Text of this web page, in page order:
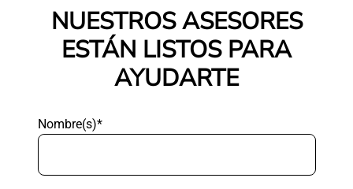
NUESTROS ASESORES
ESTÁN LISTOS PARA
AYUDARTE
Nombre(s)*